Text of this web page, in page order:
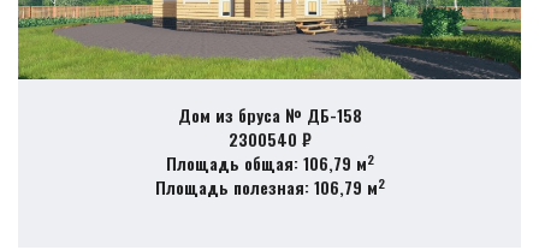
Дом из бруса № ДБ-158
2300540 ₽
Площадь общая: 106,79 м2
Площадь полезная: 106,79 м2